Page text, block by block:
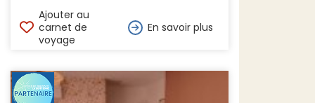
Ajouter au
carnet de
voyage
En savoir plus